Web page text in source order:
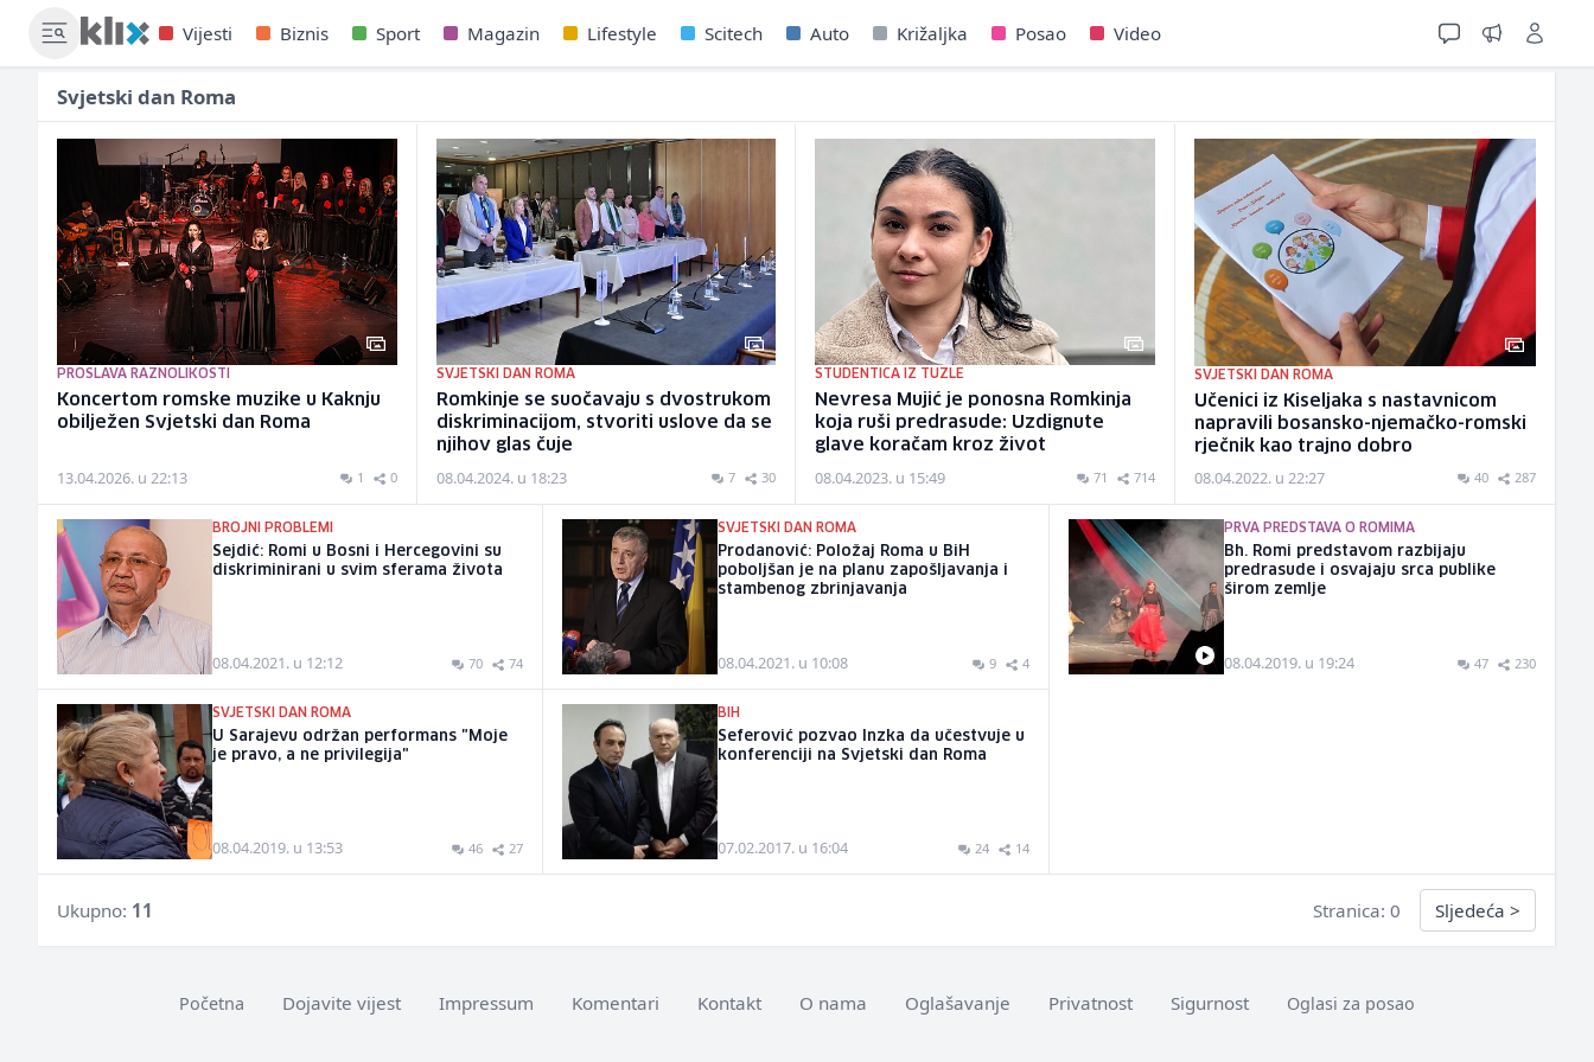
Vijesti Biznis Sport Magazin Lifestyle Scitech Auto Križaljka Posao Video
Svjetski dan Roma
PROSLAVA RAZNOLIKOSTI
Koncertom romske muzike u Kaknju
obilježen Svjetski dan Roma
13.04.2026. u 22:13 1 0
SVJETSKI DAN ROMA
Romkinje se suočavaju s dvostrukom
diskriminacijom, stvoriti uslove da se
njihov glas čuje
08.04.2024. u 18:23 7 30
STUDENTICA IZ TUZLE
Nevresa Mujić je ponosna Romkinja
koja ruši predrasude: Uzdignute
glave koračam kroz život
08.04.2023. u 15:49 71 714
SVJETSKI DAN ROMA
Učenici iz Kiseljaka s nastavnicom
napravili bosansko-njemačko-romski
rječnik kao trajno dobro
08.04.2022. u 22:27 40 287
BROJNI PROBLEMI
Sejdić: Romi u Bosni i Hercegovini su
diskriminirani u svim sferama života
08.04.2021. u 12:12 70 74
SVJETSKI DAN ROMA
Prodanović: Položaj Roma u BiH
poboljšan je na planu zapošljavanja i
stambenog zbrinjavanja
08.04.2021. u 10:08 9 4
PRVA PREDSTAVA O ROMIMA
Bh. Romi predstavom razbijaju
predrasude i osvajaju srca publike
širom zemlje
08.04.2019. u 19:24 47 230
SVJETSKI DAN ROMA
U Sarajevu održan performans "Moje
je pravo, a ne privilegija"
08.04.2019. u 13:53 46 27
BIH
Seferović pozvao Inzka da učestvuje u
konferenciji na Svjetski dan Roma
07.02.2017. u 16:04 24 14
Ukupno: 11 Stranica: 0 Sljedeća >
Početna Dojavite vijest Impressum Komentari Kontakt O nama Oglašavanje Privatnost Sigurnost Oglasi za posao